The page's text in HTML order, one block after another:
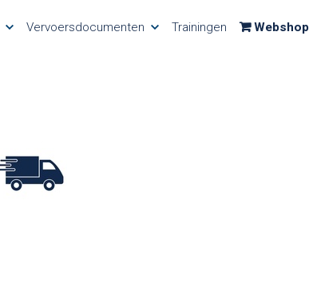
Vervoersdocumenten Trainingen Webshop